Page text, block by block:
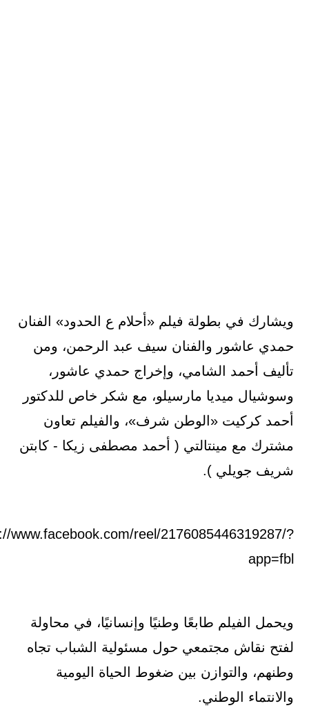
ويشارك في بطولة فيلم «أحلام ع الحدود» الفنان
حمدي عاشور والفنان سيف عبد الرحمن، ومن
تأليف أحمد الشامي، وإخراج حمدي عاشور،
وسوشيال ميديا مارسيلو، مع شكر خاص للدكتور
أحمد كركيت «الوطن شرف»، والفيلم تعاون
مشترك مع مينتالتي ( أحمد مصطفى زيكا - كابتن
شريف جويلي ).
www.facebook.com/reel/2176085446319287/?
app=fbl
ويحمل الفيلم طابعًا وطنيًا وإنسانيًا، في محاولة
لفتح نقاش مجتمعي حول مسئولية الشباب تجاه
وطنهم، والتوازن بين ضغوط الحياة اليومية
والانتماء الوطني.